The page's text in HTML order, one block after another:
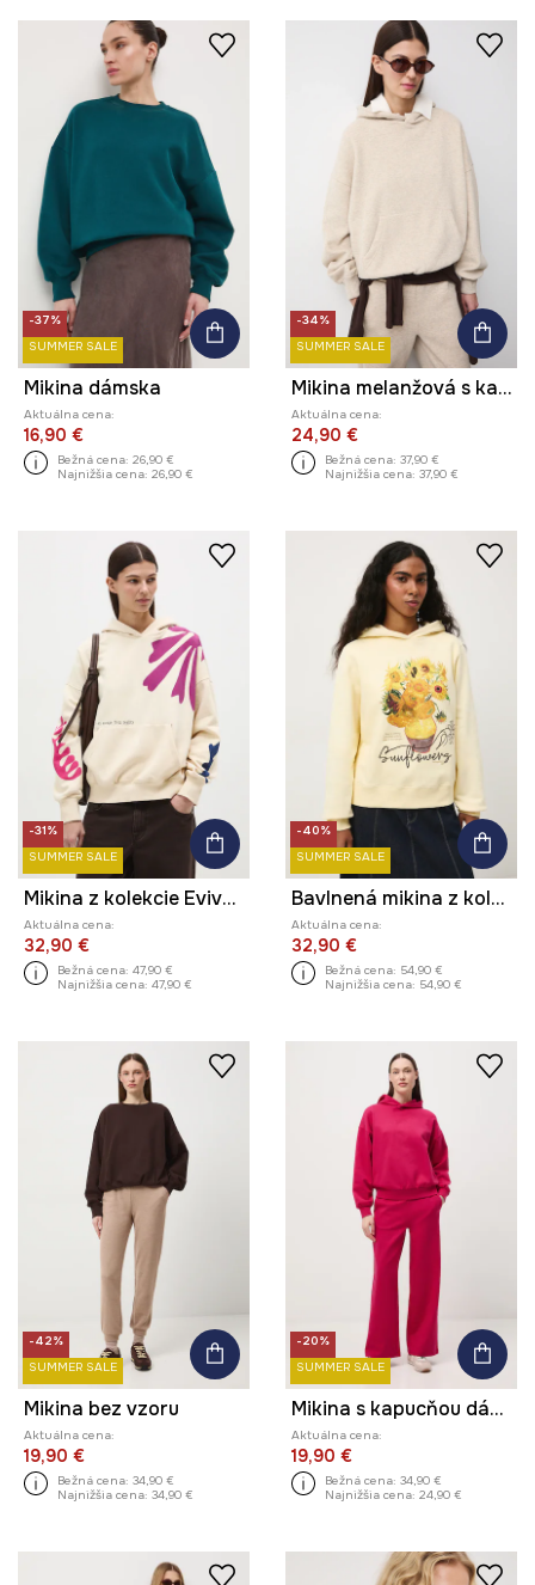
-37%
SUMMER SALE
Mikina dámska
Aktuálna cena:
16,90 €
Bežná cena: 26,90 €
Najnižšia cena: 26,90 €
-34%
SUMMER SALE
Mikina melanžová s kapucňou
Aktuálna cena:
24,90 €
Bežná cena: 37,90 €
Najnižšia cena: 37,90 €
-31%
SUMMER SALE
Mikina z kolekcie Eviva L'arte
Aktuálna cena:
32,90 €
Bežná cena: 47,90 €
Najnižšia cena: 47,90 €
-40%
SUMMER SALE
Bavlnená mikina z kolekcie Eviva L'arte
Aktuálna cena:
32,90 €
Bežná cena: 54,90 €
Najnižšia cena: 54,90 €
-42%
SUMMER SALE
Mikina bez vzoru
Aktuálna cena:
19,90 €
Bežná cena: 34,90 €
Najnižšia cena: 34,90 €
-20%
SUMMER SALE
Mikina s kapucňou dámska
Aktuálna cena:
19,90 €
Bežná cena: 34,90 €
Najnižšia cena: 24,90 €